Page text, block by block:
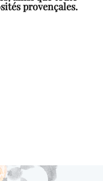
provençales.